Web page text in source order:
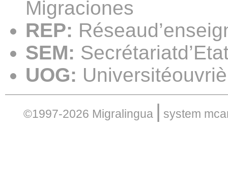
Migraciones
REP:
SEM:
UOG:
©1997-2026 Migralingua | system